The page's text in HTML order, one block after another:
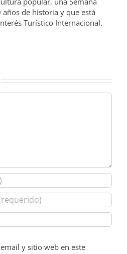
años de historia y que está
Turístico Internacional.
y sitio web en este